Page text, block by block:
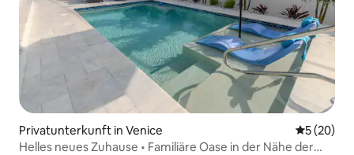
Privatunterkunft in Venice
5 (20)
Helles neues Zuhause • Familiäre Oase in der Nähe der